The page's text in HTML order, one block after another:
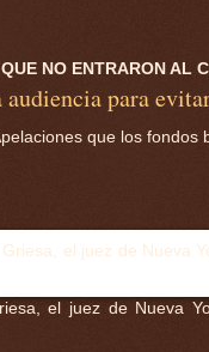
NO ENTRARON AL
para
que los fondos
el juez de Nueva